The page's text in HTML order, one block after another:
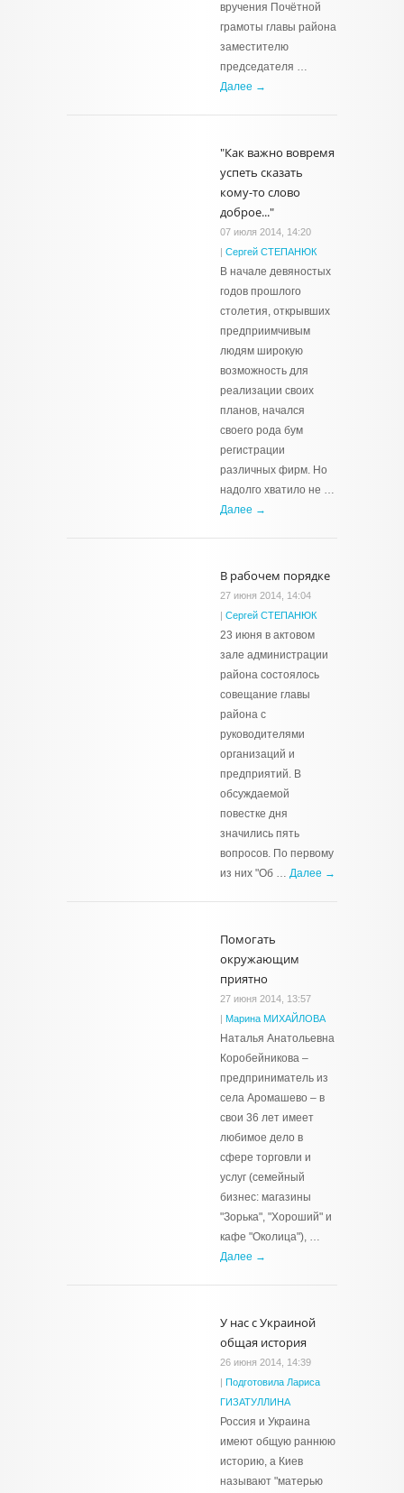
вручения Почётной
грамоты главы района
заместителю
председателя …
Далее →
"Как важно вовремя
успеть сказать
кому-то слово
доброе..."
07 июля 2014, 14:20
| Сергей СТЕПАНЮК
В начале девяностых
годов прошлого
столетия, открывших
предприимчивым
людям широкую
возможность для
реализации своих
планов, начался
своего рода бум
регистрации
различных фирм. Но
надолго хватило не …
Далее →
В рабочем порядке
27 июня 2014, 14:04
| Сергей СТЕПАНЮК
23 июня в актовом
зале администрации
района состоялось
совещание главы
района с
руководителями
организаций и
предприятий. В
обсуждаемой
повестке дня
значились пять
вопросов. По первому
из них "Об … Далее →
Помогать
окружающим
приятно
27 июня 2014, 13:57
| Марина МИХАЙЛОВА
Наталья Анатольевна
Коробейникова –
предприниматель из
села Аромашево – в
свои 36 лет имеет
любимое дело в
сфере торговли и
услуг (семейный
бизнес: магазины
"Зорька", "Хороший" и
кафе "Околица"), …
Далее →
У нас с Украиной
общая история
26 июня 2014, 14:39
| Подготовила Лариса
ГИЗАТУЛЛИНА
Россия и Украина
имеют общую раннюю
историю, а Киев
называют "матерью